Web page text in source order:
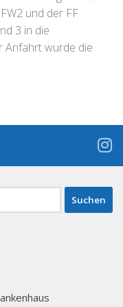
und der FF
3 in die
Anfahrt wurde die